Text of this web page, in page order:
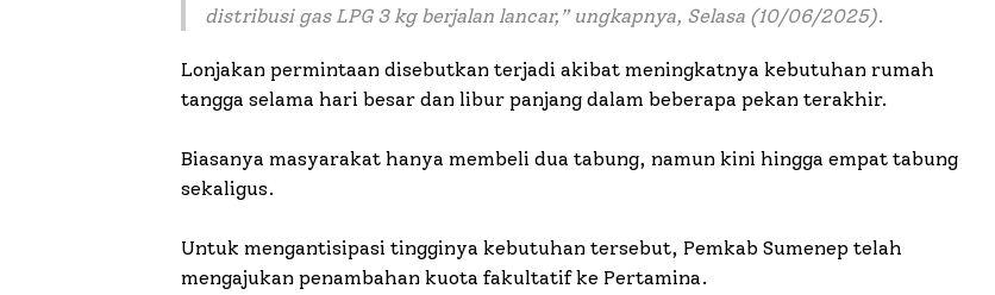
distribusi gas LPG 3 kg berjalan lancar,” ungkapnya, Selasa (10/06/2025).
Lonjakan permintaan disebutkan terjadi akibat meningkatnya kebutuhan rumah
tangga selama hari besar dan libur panjang dalam beberapa pekan terakhir.
Biasanya masyarakat hanya membeli dua tabung, namun kini hingga empat tabung
sekaligus.
Untuk mengantisipasi tingginya kebutuhan tersebut, Pemkab Sumenep telah
mengajukan penambahan kuota fakultatif ke Pertamina.